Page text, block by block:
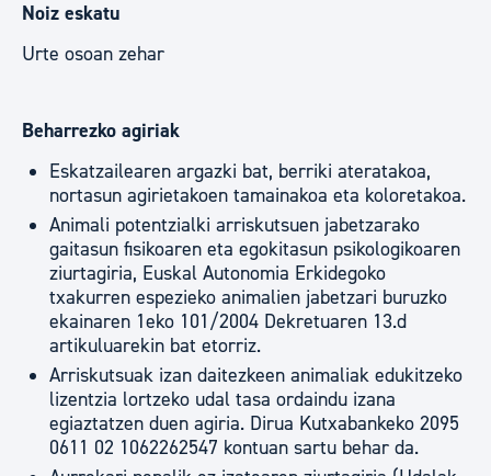
Noiz eskatu
Urte osoan zehar
Beharrezko agiriak
Eskatzailearen argazki bat, berriki ateratakoa,
nortasun agirietakoen tamainakoa eta koloretakoa.
Animali potentzialki arriskutsuen jabetzarako
gaitasun fisikoaren eta egokitasun psikologikoaren
ziurtagiria, Euskal Autonomia Erkidegoko
txakurren espezieko animalien jabetzari buruzko
ekainaren 1eko 101/2004 Dekretuaren 13.d
artikuluarekin bat etorriz.
Arriskutsuak izan daitezkeen animaliak edukitzeko
lizentzia lortzeko udal tasa ordaindu izana
egiaztatzen duen agiria. Dirua Kutxabankeko 2095
0611 02 1062262547 kontuan sartu behar da.